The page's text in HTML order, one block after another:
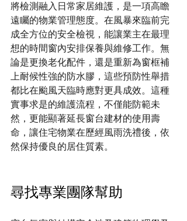
將檢測融入日常家居維護，是一項高瞻
遠矚的物業管理態度。在風暴來臨前完
成全方位的安全檢視，能讓業主在最理
想的時間窗內安排保養與維修工作。無
論是更換老化配件，還是重新為窗框補
上耐候性強的防水膠，這些預防性舉措
都比在颱風天臨時應對更具成效。這種
實事求是的維護流程，不僅能防範未
然，更能顯著延長窗台建材的使用壽
命，讓住宅物業在歷經風雨洗禮後，依
然保持優良的居住質素。
尋找專業團隊幫助